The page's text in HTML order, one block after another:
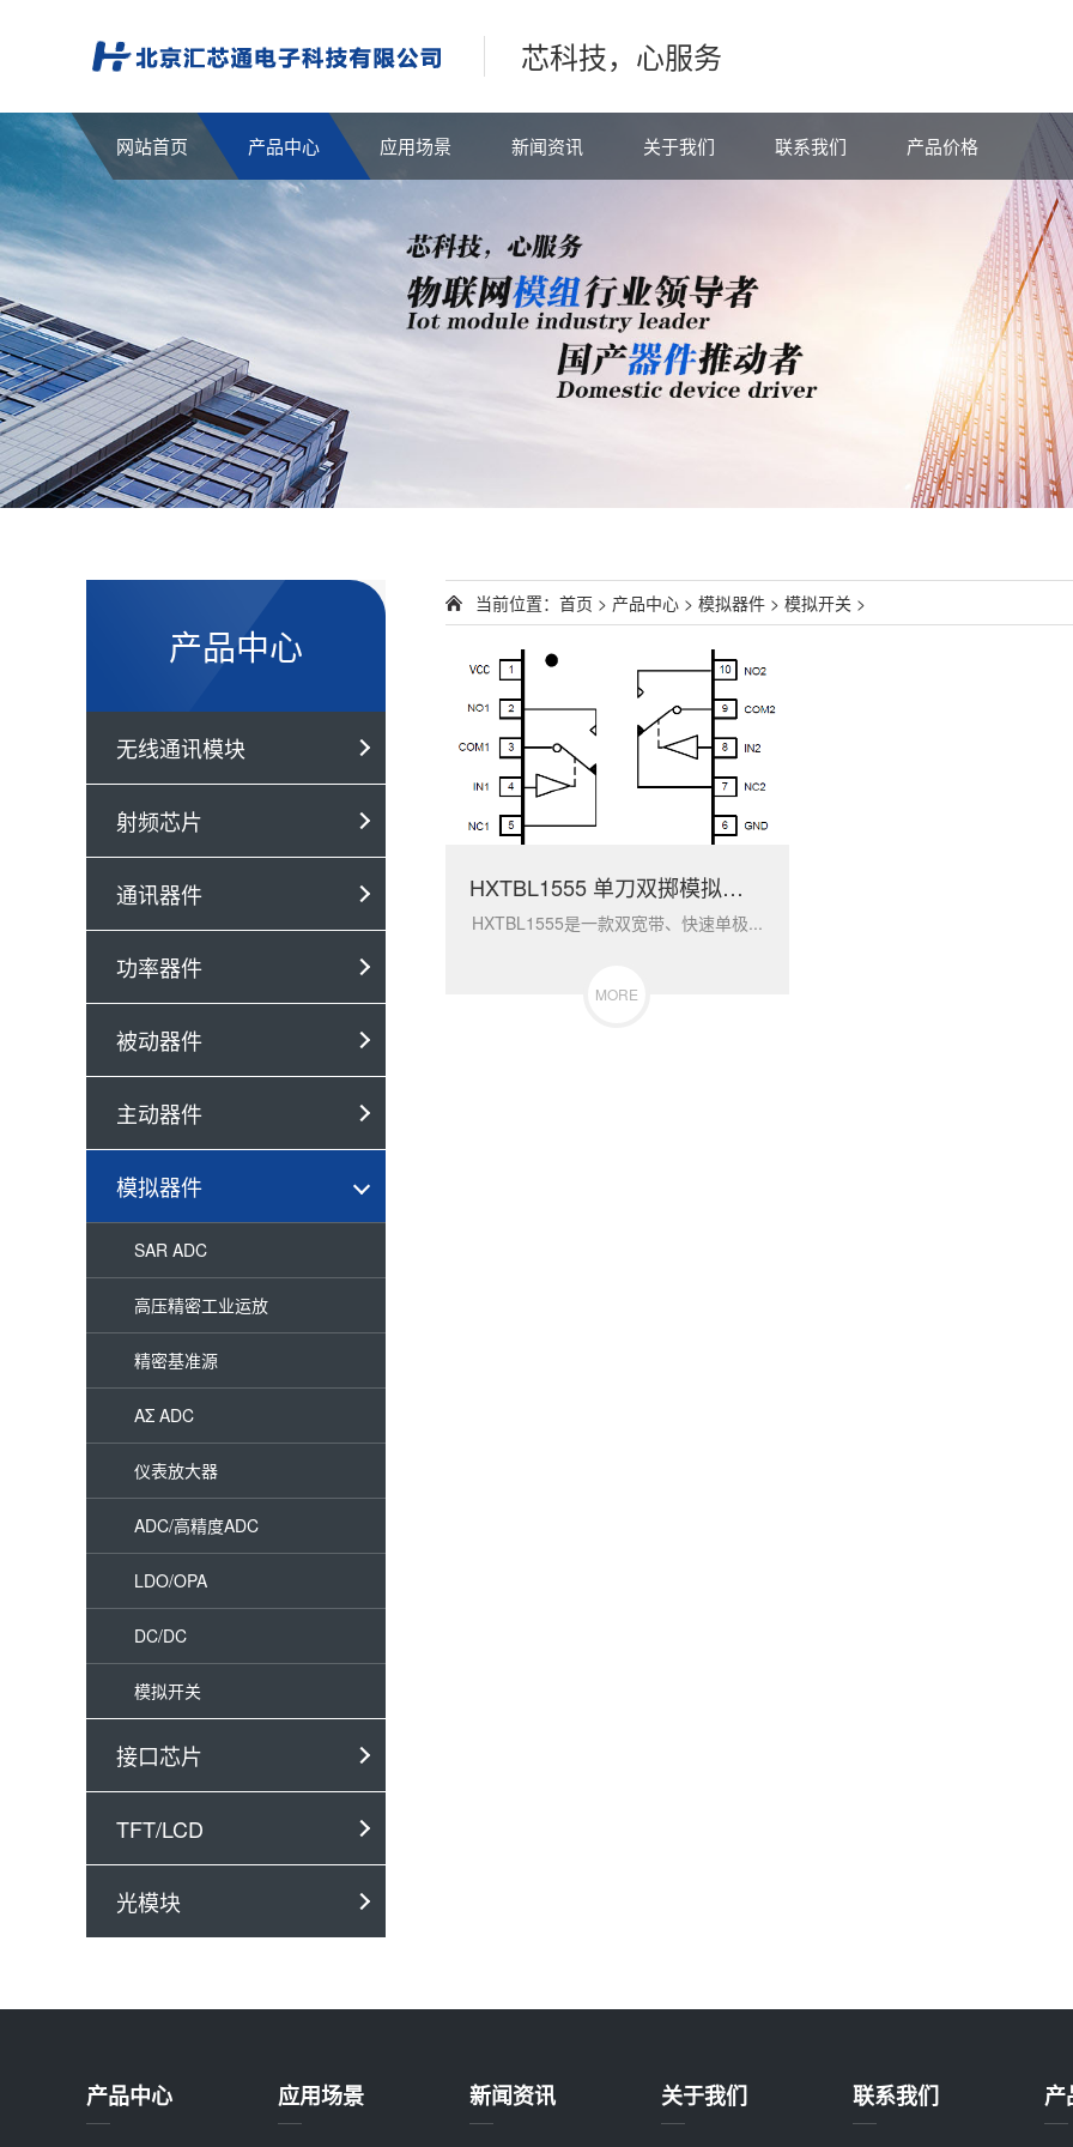
芯科技，心服务
网站首页 产品中心 应用场景 新闻资讯 关于我们 联系我们 产品价格
产品中心
无线通讯模块
射频芯片
通讯器件
功率器件
被动器件
主动器件
模拟器件
SAR ADC
高压精密工业运放
精密基准源
AΣ ADC
仪表放大器
ADC/高精度ADC
LDO/OPA
DC/DC
模拟开关
接口芯片
TFT/LCD
光模块
当前位置： 首页 > 产品中心 > 模拟器件 > 模拟开关 >
HXTBL1555 单刀双掷模拟开关
HXTBL1555是一款双宽带、快速单极...
MORE
产品中心 应用场景 新闻资讯 关于我们 联系我们 产